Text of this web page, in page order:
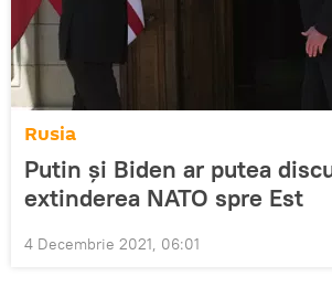
Rusia
Putin și Biden ar putea
extinderea NATO spre Est
4 Decembrie 2021, 06:01